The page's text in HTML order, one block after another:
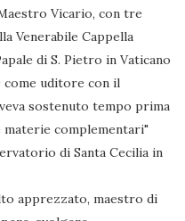
Vicario, con tre
Venerabile Cappella
di S. Pietro in Vaticano
come uditore con il
sostenuto tempo prima
complementari"
di Santa Cecilia in
apprezzato, maestro di